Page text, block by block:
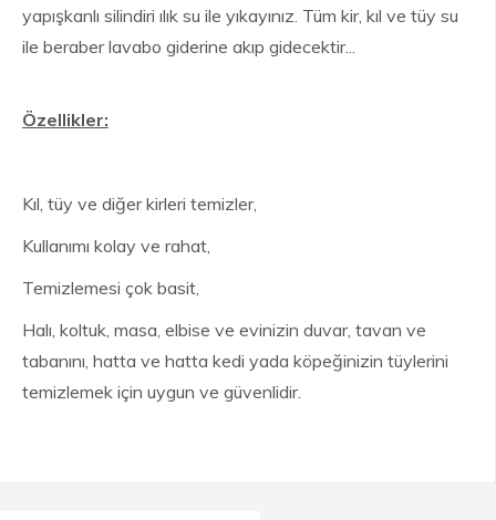
yapışkanlı silindiri ılık su ile yıkayınız. Tüm kir, kıl ve tüy su
ile beraber lavabo giderine akıp gidecektir...
Özellikler:
Kıl, tüy ve diğer kirleri temizler,
Kullanımı kolay ve rahat,
Temizlemesi çok basit,
Halı, koltuk, masa, elbise ve evinizin duvar, tavan ve
tabanını, hatta ve hatta kedi yada köpeğinizin tüylerini
temizlemek için uygun ve güvenlidir.